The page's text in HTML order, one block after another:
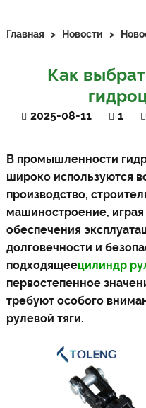
Главная > Новости >
Как
2025-08-11 1
В промышленности
широко используются
производство,
машиностроение,
обеспечения
долговечности и
подходящеецилиндр
первостепенное
требуют особого
рулевой тяги.